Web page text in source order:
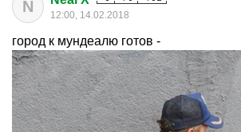
N 12:00, 14.02.2018
город к мундеалю готов -